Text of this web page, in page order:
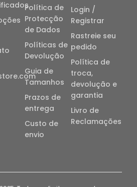
Política de
Protecção
de Dados
Políticas de
Devolução
Guia de
Tamanhos
Prazos de
entrega
Custo de
envio
Login /
Registrar
Rastreie seu
pedido
Política de
troca,
devolução e
garantia
Livro de
Reclamações